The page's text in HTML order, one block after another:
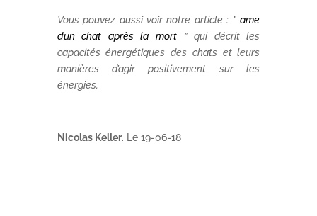
Vous pouvez aussi voir notre article : ”ame
d’un chat après la mort ” qui décrit les
capacités énergétiques des chats et leurs
manières d’agir positivement sur les
énergies.
Nicolas Keller. Le 19-06-18